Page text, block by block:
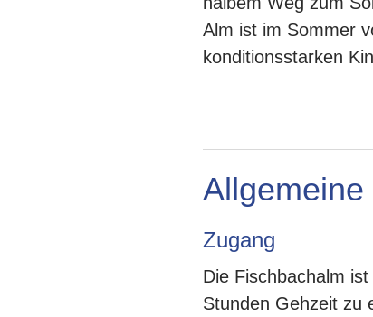
Alm ist im Sommer
konditionsstarken
Allgemeine
Zugang
Die Fischbachalm
Stunden Gehzeit zu